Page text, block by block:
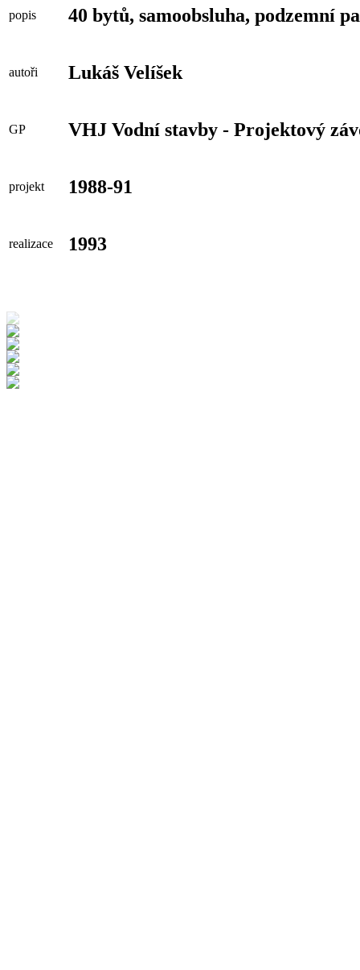
popis 40 bytů, samoobsluha, podzemní
autoři Lukáš Velíšek
GP VHJ Vodní stavby - Projektový
projekt 1988-91
realizace 1993